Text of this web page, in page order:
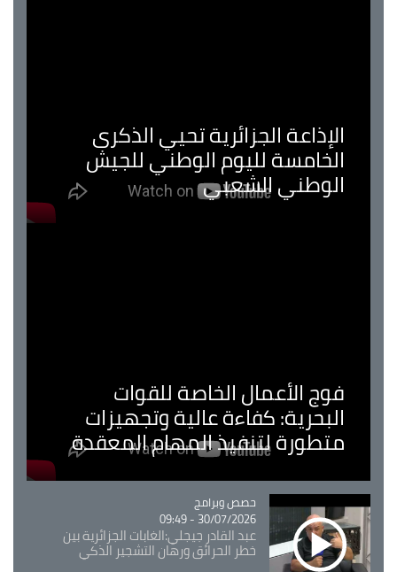
الإذاعة الجزائرية تحيي الذكرى
الخامسة لليوم الوطني للجيش
الوطني الشعبي
فوج الأعمال الخاصة للقوات
البحرية: كفاءة عالية وتجهيزات
متطورة لتنفيذ المهام المعقدة
Catégorie
حصص وبرامج
30/07/2026 - 09:49
عبد القادر جيجلي:الغابات الجزائرية بين
خطر الحرائق ورهان التشجير الذكي